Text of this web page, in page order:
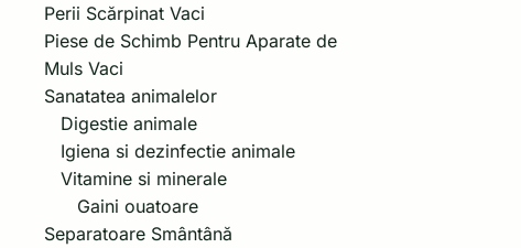
Perii Scărpinat Vaci
Piese de Schimb Pentru Aparate de
Muls Vaci
Sanatatea animalelor
Digestie animale
Igiena si dezinfectie animale
Vitamine si minerale
Gaini ouatoare
Separatoare Smântână